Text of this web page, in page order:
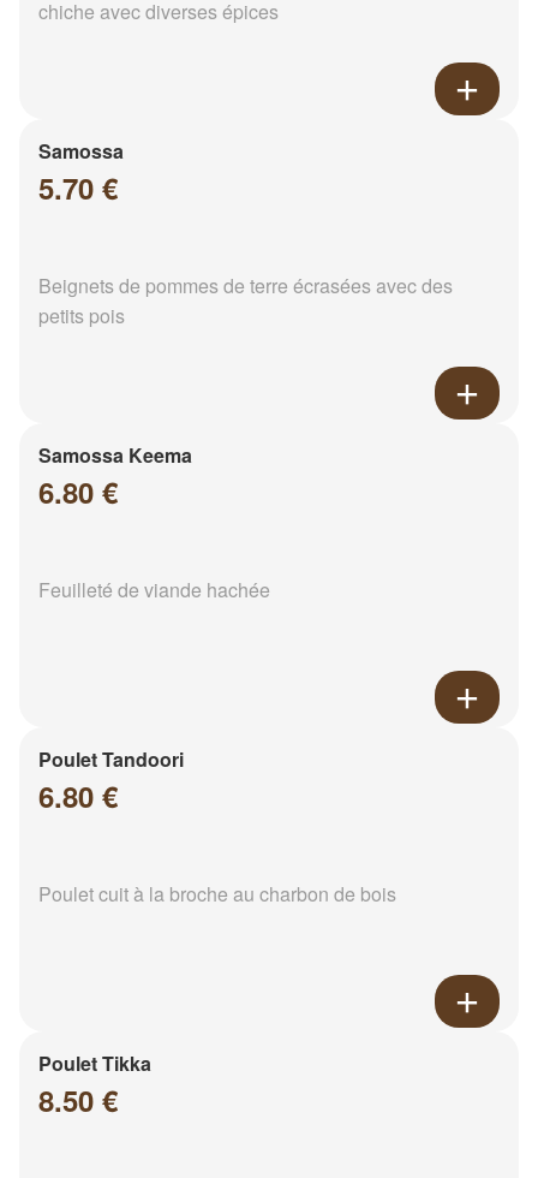
chiche avec diverses épices
Samossa
5.70 €
Beignets de pommes de terre écrasées avec des
petits pois
Samossa Keema
6.80 €
Feuilleté de viande hachée
Poulet Tandoori
6.80 €
Poulet cuit à la broche au charbon de bois
Poulet Tikka
8.50 €